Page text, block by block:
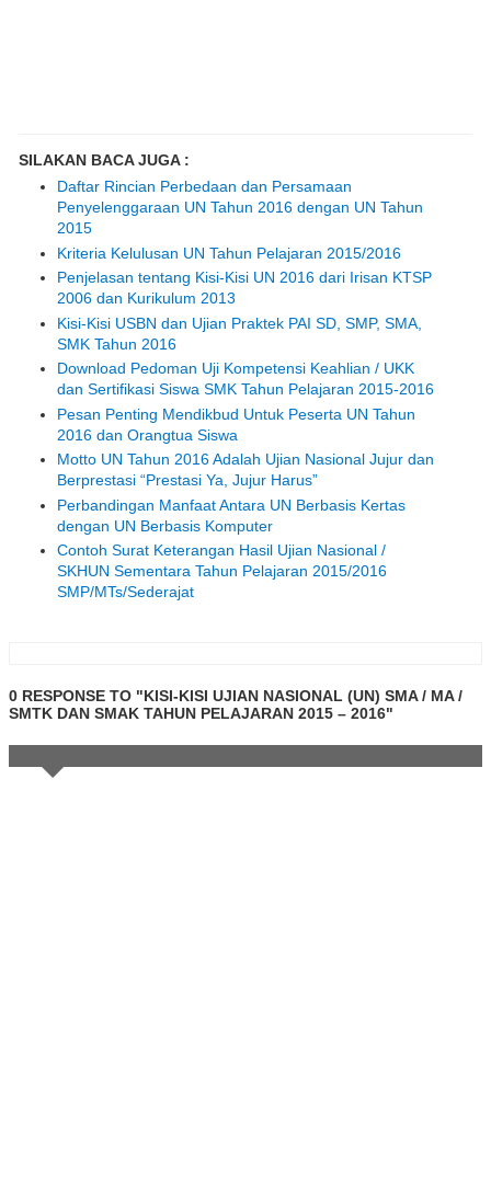
SILAKAN BACA JUGA :
Daftar Rincian Perbedaan dan Persamaan
Penyelenggaraan UN Tahun 2016 dengan UN Tahun
2015
Kriteria Kelulusan UN Tahun Pelajaran 2015/2016
Penjelasan tentang Kisi-Kisi UN 2016 dari Irisan KTSP
2006 dan Kurikulum 2013
Kisi-Kisi USBN dan Ujian Praktek PAI SD, SMP, SMA,
SMK Tahun 2016
Download Pedoman Uji Kompetensi Keahlian / UKK
dan Sertifikasi Siswa SMK Tahun Pelajaran 2015-2016
Pesan Penting Mendikbud Untuk Peserta UN Tahun
2016 dan Orangtua Siswa
Motto UN Tahun 2016 Adalah Ujian Nasional Jujur dan
Berprestasi “Prestasi Ya, Jujur Harus”
Perbandingan Manfaat Antara UN Berbasis Kertas
dengan UN Berbasis Komputer
Contoh Surat Keterangan Hasil Ujian Nasional /
SKHUN Sementara Tahun Pelajaran 2015/2016
SMP/MTs/Sederajat
0 RESPONSE TO "KISI-KISI UJIAN NASIONAL (UN) SMA / MA /
SMTK DAN SMAK TAHUN PELAJARAN 2015 – 2016"